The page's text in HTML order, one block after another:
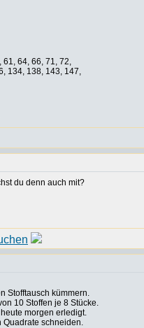
61, 64, 66, 71, 72,
134, 138, 143, 147,
du denn auch mit?
Stofftausch kümmern.
10 Stoffen je 8 Stücke.
morgen erledigt.
Quadrate schneiden.